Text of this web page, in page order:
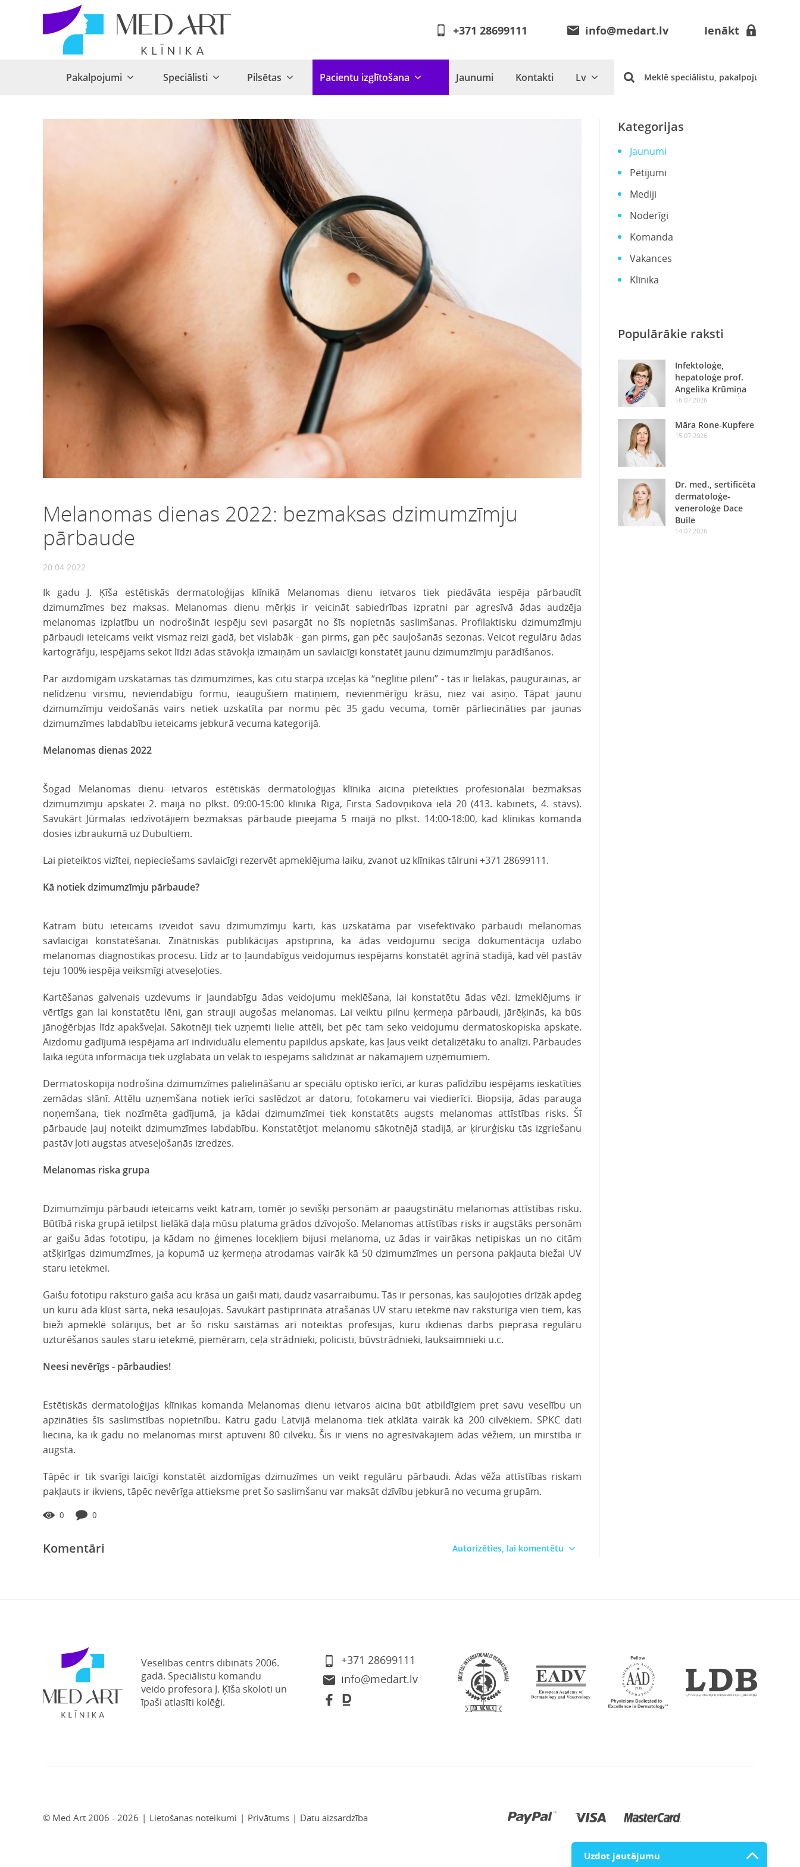
+371 28699111 info@medart.lv Ienākt
Pakalpojumi Speciālisti Pilsētas Pacientu izglītošana Jaunumi Kontakti Lv
Melanomas dienas 2022: bezmaksas dzimumzīmju
pārbaude
20.04.2022
Ik gadu J. Ķīša estētiskās dermatoloģijas klīnikā Melanomas dienu ietvaros tiek piedāvāta iespēja pārbaudīt
dzimumzīmes bez maksas. Melanomas dienu mērķis ir veicināt sabiedrības izpratni par agresīvā ādas audzēja
melanomas izplatību un nodrošināt iespēju sevi pasargāt no šīs nopietnās saslimšanas. Profilaktisku dzimumzīmju
pārbaudi ieteicams veikt vismaz reizi gadā, bet vislabāk - gan pirms, gan pēc sauļošanās sezonas. Veicot regulāru ādas
kartogrāfiju, iespējams sekot līdzi ādas stāvokļa izmaiņām un savlaicīgi konstatēt jaunu dzimumzīmju parādīšanos.
Par aizdomīgām uzskatāmas tās dzimumzīmes, kas citu starpā izceļas kā “neglītie pīlēni” - tās ir lielākas, paugurainas, ar
nelīdzenu virsmu, neviendabīgu formu, ieaugušiem matiņiem, nevienmērīgu krāsu, niez vai asiņo. Tāpat jaunu
dzimumzīmju veidošanās vairs netiek uzskatīta par normu pēc 35 gadu vecuma, tomēr pārliecināties par jaunas
dzimumzīmes labdabību ieteicams jebkurā vecuma kategorijā.
Melanomas dienas 2022
Šogad Melanomas dienu ietvaros estētiskās dermatoloģijas klīnika aicina pieteikties profesionālai bezmaksas
dzimumzīmju apskatei 2. maijā no plkst. 09:00-15:00 klīnikā Rīgā, Firsta Sadovņikova ielā 20 (413. kabinets, 4. stāvs).
Savukārt Jūrmalas iedzīvotājiem bezmaksas pārbaude pieejama 5 maijā no plkst. 14:00-18:00, kad klīnikas komanda
dosies izbraukumā uz Dubultiem.
Lai pieteiktos vizītei, nepieciešams savlaicīgi rezervēt apmeklējuma laiku, zvanot uz klīnikas tālruni +371 28699111.
Kā notiek dzimumzīmju pārbaude?
Katram būtu ieteicams izveidot savu dzimumzīmju karti, kas uzskatāma par visefektīvāko pārbaudi melanomas
savlaicīgai konstatēšanai. Zinātniskās publikācijas apstiprina, ka ādas veidojumu secīga dokumentācija uzlabo
melanomas diagnostikas procesu. Līdz ar to ļaundabīgus veidojumus iespējams konstatēt agrīnā stadijā, kad vēl pastāv
teju 100% iespēja veiksmīgi atveseļoties.
Kartēšanas galvenais uzdevums ir ļaundabīgu ādas veidojumu meklēšana, lai konstatētu ādas vēzi. Izmeklējums ir
vērtīgs gan lai konstatētu lēni, gan strauji augošas melanomas. Lai veiktu pilnu ķermeņa pārbaudi, jārēķinās, ka būs
jānoģērbjas līdz apakšveļai. Sākotnēji tiek uzņemti lielie attēli, bet pēc tam seko veidojumu dermatoskopiska apskate.
Aizdomu gadījumā iespējama arī individuālu elementu papildus apskate, kas ļaus veikt detalizētāku to analīzi. Pārbaudes
laikā iegūtā informācija tiek uzglabāta un vēlāk to iespējams salīdzināt ar nākamajiem uzņēmumiem.
Dermatoskopija nodrošina dzimumzīmes palielināšanu ar speciālu optisko ierīci, ar kuras palīdzību iespējams ieskatīties
zemādas slānī. Attēlu uzņemšana notiek ierīci saslēdzot ar datoru, fotokameru vai viedierīci. Biopsija, ādas parauga
noņemšana, tiek nozīmēta gadījumā, ja kādai dzimumzīmei tiek konstatēts augsts melanomas attīstības risks. Šī
pārbaude ļauj noteikt dzimumzīmes labdabību. Konstatētjot melanomu sākotnējā stadijā, ar ķirurģisku tās izgriešanu
pastāv ļoti augstas atveseļošanās izredzes.
Melanomas riska grupa
Dzimumzīmju pārbaudi ieteicams veikt katram, tomēr jo sevišķi personām ar paaugstinātu melanomas attīstības risku.
Būtībā riska grupā ietilpst lielākā daļa mūsu platuma grādos dzīvojošo. Melanomas attīstības risks ir augstāks personām
ar gaišu ādas fototipu, ja kādam no ģimenes locekļiem bijusi melanoma, uz ādas ir vairākas netipiskas un no citām
atšķirīgas dzimumzīmes, ja kopumā uz ķermeņa atrodamas vairāk kā 50 dzimumzīmes un persona pakļauta biežai UV
staru ietekmei.
Gaišu fototipu raksturo gaiša acu krāsa un gaiši mati, daudz vasarraibumu. Tās ir personas, kas sauļojoties drīzāk apdeg
un kuru āda klūst sārta, nekā iesauļojas. Savukārt pastiprināta atrašanās UV staru ietekmē nav raksturīga vien tiem, kas
bieži apmeklē solārijus, bet ar šo risku saistāmas arī noteiktas profesijas, kuru ikdienas darbs pieprasa regulāru
uzturēšanos saules staru ietekmē, piemēram, ceļa strādnieki, policisti, būvstrādnieki, lauksaimnieki u.c.
Neesi nevērīgs - pārbaudies!
Estētiskās dermatoloģijas klīnikas komanda Melanomas dienu ietvaros aicina būt atbildīgiem pret savu veselību un
apzināties šīs saslimstības nopietnību. Katru gadu Latvijā melanoma tiek atklāta vairāk kā 200 cilvēkiem. SPKC dati
liecina, ka ik gadu no melanomas mirst aptuveni 80 cilvēku. Šis ir viens no agresīvākajiem ādas vēžiem, un mirstība ir
augsta.
Tāpēc ir tik svarīgi laicīgi konstatēt aizdomīgas dzimuzīmes un veikt regulāru pārbaudi. Ādas vēža attīstības riskam
pakļauts ir ikviens, tāpēc nevērīga attieksme pret šo saslimšanu var maksāt dzīvību jebkurā no vecuma grupām.
0 0
Komentāri Autorizēties, lai komentētu
Kategorijas
Jaunumi
Pētījumi
Mediji
Noderīgi
Komanda
Vakances
Klīnika
Populārākie raksti
Infektoloģe,
hepatoloģe prof.
Angelika Krūmiņa
16.07.2026
Māra Rone-Kupfere
15.07.2026
Dr. med., sertificēta
dermatoloģe-
veneroloģe Dace
Buile
14.07.2026
Veselības centrs dibināts 2006.
gadā. Speciālistu komandu
veido profesora J. Ķīša skoloti un
īpaši atlasīti kolēģi.
+371 28699111
info@medart.lv
© Med Art 2006 - 2026 | Lietošanas noteikumi | Privātums | Datu aizsardzība
Uzdot jautājumu